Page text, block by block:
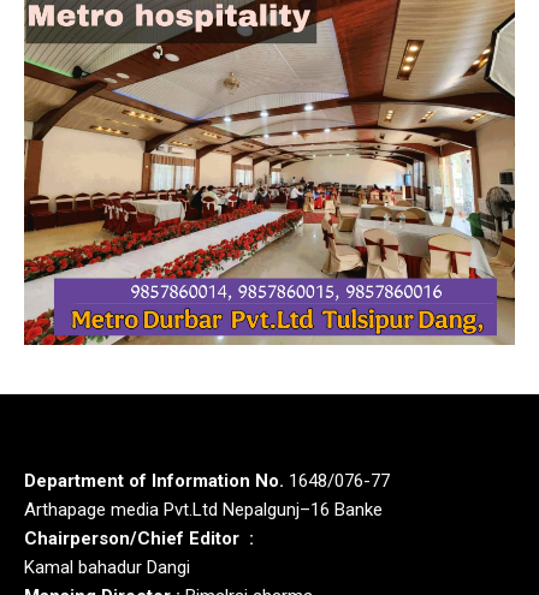
Department of Information No. 1648/076-77
Arthapage media Pvt.Ltd Nepalgunj–16 Banke
Chairperson/Chief Editor :
Kamal bahadur Dangi